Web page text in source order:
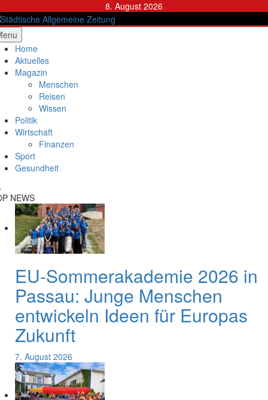
to
content
8. August 2026
Allgemeine Zeitung
Home
Aktuelles
Magazin
Menschen
Reisen
Wissen
Politik
Wirtschaft
Finanzen
Sport
Gesundheit
NEWS
EU-Sommerakademie 2026 in
Passau: Junge Menschen
entwickeln Ideen für Europas
Zukunft
7. August 2026